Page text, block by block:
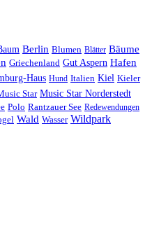
Berlin Blumen Blätter Bäume
Griechenland Gut Aspern Hafen
Haus Hund Italien Kiel Kieler
Star Music Star Norderstedt
Polo Rantzauer See Redewendungen
Wald Wasser Wildpark